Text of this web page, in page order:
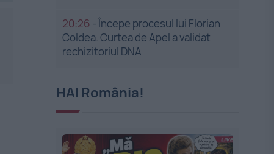
20:26 -Începe procesul lui Florian
Coldea. Curtea de Apel a validat
rechizitoriul DNA
HAI România!